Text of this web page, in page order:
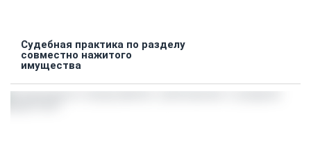
Судебная практика по разделу
совместно нажитого
имущества